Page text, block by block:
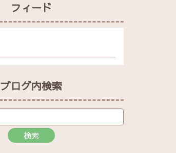
フィード
ブログ内検索